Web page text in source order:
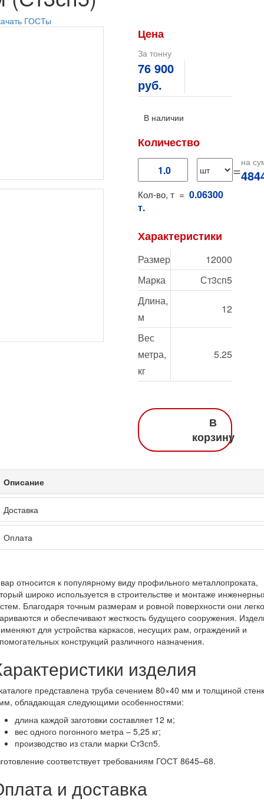
ГОСТы
Цена
За тонну
76 900
руб.
В наличии
Количество
=на
Кол-во, т = 0.06300
т.
Характеристики
Размер
12000
Марка
Ст3сп5
Длина,
м
12
Вес
метра,
кг
5.25
В
корзину
Описание
Доставка
Оплата
относится к популярному виду профильного металлопроката,
широко используется в строительстве и монтаже
Благодаря точным размерам и ровной поверхности они легко
и обеспечивают жесткость будущего сооружения.
для устройства каркасов, несущих рам, ограждений и
конструкций различного назначения.
изделия
представлена труба сечением 80×40 мм и толщиной
обладающая следующими особенностями:
длина каждой заготовки составляет 12 м;
вес одного погонного метра – 5,25 кг;
производство из стали марки Ст3сп5.
соответствует требованиям ГОСТ 8645–68.
и доставка